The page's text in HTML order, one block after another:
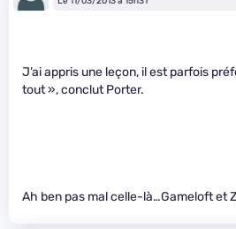
J’ai appris une leçon, il est parfois
tout », conclut Porter.
Ah ben pas mal celle-là…Gameloft et